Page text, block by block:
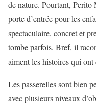
de nature. Pourtant,
porte d’entrée pour les
spectaculaire, concret et
tombe parfois. Bref, il
aiment les histoires qui
Les passerelles sont bien
avec plusieurs niveaux